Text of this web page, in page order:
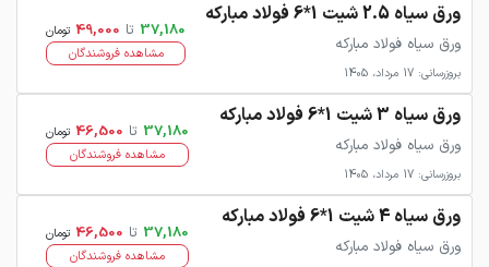
ورق سیاه 2.5 شیت 1*6 فولاد مبارکه
ورق سیاه فولاد مبارکه
بروزرسانی: 17 مرداد، 1405
37,180 تا 49,000 تومان
مشاهده فروشندگان
ورق سیاه 3 شیت 1*6 فولاد مبارکه
ورق سیاه فولاد مبارکه
بروزرسانی: 17 مرداد، 1405
37,180 تا 46,500 تومان
مشاهده فروشندگان
ورق سیاه 4 شیت 1*6 فولاد مبارکه
ورق سیاه فولاد مبارکه
37,180 تا 46,500 تومان
مشاهده فروشندگان